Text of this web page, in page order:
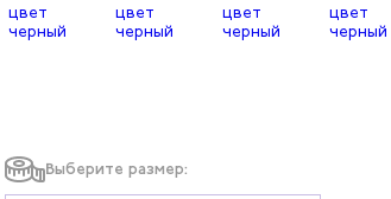
Выберите размер: